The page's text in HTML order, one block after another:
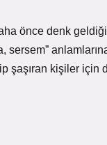
önce denk
sersem”
şaşıran kişiler için